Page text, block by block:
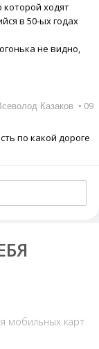
ходят
в 50-ых годах
не видно,
Казаков
• 09
по какой дороге
мобильных карт